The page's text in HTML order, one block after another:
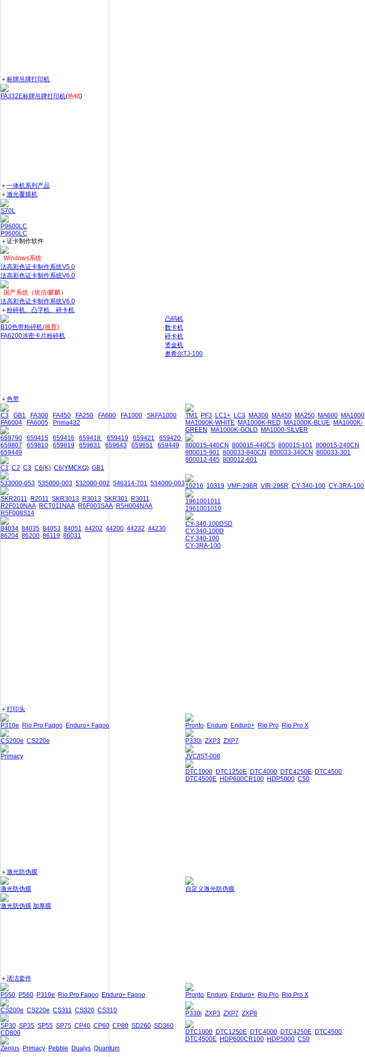
＋标牌吊牌打印机
FA332E标牌吊牌打印机(热销)
＋一体机系列产品
＋激光覆膜机
S70L
P9600LC
P9600LC
＋证卡制作软件
Windows系统
法高彩色证卡制作系统V5.0
法高彩色证卡制作系统V6.0
国产系统（统信/麒麟）
法高彩色证卡制作系统V6.0
＋粉碎机、凸字机、碎卡机
B10色带粉碎机(推荐)
FA6200涉密卡片粉碎机
凸码机
数卡机
碎卡机
烫金机
奥希尔TJ-100
＋色带
C3 GB1 FA300 FA450 FA250 FA600 FA1000
SKFA1000
FA6004
FA6005 Prima432
659790 659415 659416 659418 659419 659421
659420
659807
659810 659819 659631 659643 659651
659449
659449
C1 C2 C3 C6(K) C6(YMCKO) GB1
533000-053 535000-003 532000-002 546314-701 534000-003
SKR2011 R2011 SKR3013 R3013 SKR301
R3011
R2F010NAA RCT011NAA R6F003SAA R5H004NAA
R5F008S14
84034 84035 84053 84051 44202 44200 44232 44230
86204 86200 86119 86031
TM1 PF3 LC1+ LC3 MA300 MA450 MA250 MA600 MA1000
MA1000K-WHITE MA1000K-RED MA1000K-BLUE MA1000K-
GREEN
MA1000K-GOLD MA1000-SILVER
800015-440CN 800015-440CS 800015-101 800015-240CN
800015-901 800033-840CN 800033-340CN 800033-301
800012-445 800012-601
10216 10319 VMF-296R VIR-296R CY-340-100 CY-3RA-100
1961001011
1961001010
CY-340-100DSD
CY-340-100D
CY-340-100
CY-3RA-100
＋打印头
P310e Rio Pro Fagoo Enduro+ Fagoo
CS200e CS220e
Primacy
Pronto Enduro Enduro+ Rio Pro Rio Pro X
P330i ZXP3 ZXP7
JVC/IST-008
DTC1000 DTC1250E DTC4000 DTC4250E DTC4500
DTC4500E HDP600CR100 HDP5000 C50
＋激光防伪膜
激光防伪膜
激光防伪膜 加厚膜
自定义激光防伪膜
＋清洁套件
P550 P560 P310e Rio Pro Fagoo Enduro+ Fagoo
CS200e CS220e CS311 CS320 CS310
SP30 SP35 SP55 SP75 CP40 CP60 CP80 SD260 SD360
CD800
Zenius Primacy Pebble Dualys Quantum
Pronto Enduro Enduro+ Rio Pro Rio Pro X
P330i ZXP3 ZXP7 ZXP8
DTC1000 DTC1250E DTC4000 DTC4250E DTC4500
DTC4500E HDP600CR100 HDP5000 C50